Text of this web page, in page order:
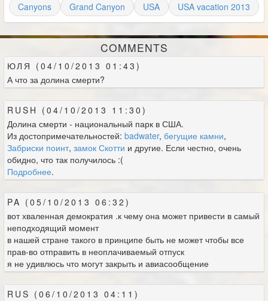
Canyons
Grand Canyon USA USA vacation 2013
COMMENTS
ЮЛЯ (04/10/2013 01:43)
А что за долина смерти?
RUSH (04/10/2013 11:30)
Долина смерти - национальный парк в США.
Из достопримечательностей: badwater, бегущие камни,
Забриски поинт, замок Скотти и другие. Если честно, очень
обидно, что так получилось :(
Подробнее.
PA (05/10/2013 06:32)
вот хваленная демократия .к чему она может привести в самый
неподходящий момент
в нашей стране такого в принципе быть не может чтобы все
прав-во отправить в неоплачиваемый отпуск
я не удивлюсь что могут закрыть и авиасообщение
RUS (06/10/2013 04:11)